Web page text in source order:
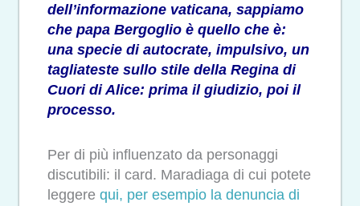
dell’informazione vaticana, sappiamo
che papa Bergoglio è quello che è:
una specie di autocrate, impulsivo, un
tagliateste sullo stile della Regina di
Cuori di Alice: prima il giudizio, poi il
processo.
Per di più influenzato da personaggi
discutibili: il card. Maradiaga di cui potete
leggere qui, per esempio la denuncia di